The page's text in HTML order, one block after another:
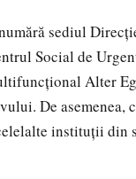
sediul
Social de
Alter
De asemenea,
instituții din